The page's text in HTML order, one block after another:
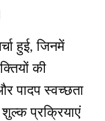
हुई, जिनमें
की
पादप स्वच्छता
शुल्क प्रक्रियाएं